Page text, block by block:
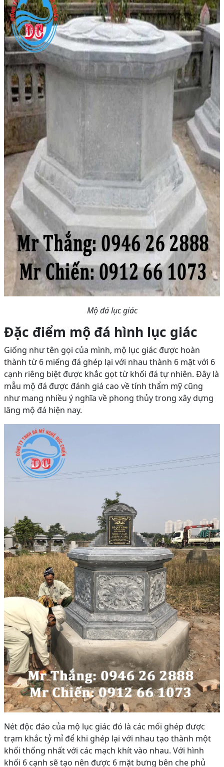
Mộ đá lục giác
Đặc điểm mộ đá hình lục giác
Giống như tên gọi của mình, mộ lục giác được hoàn
thành từ 6 miếng đá ghép lại với nhau thành 6 mặt với 6
cạnh riêng biệt được khắc gọt từ khối đá tự nhiên. Đây là
mẫu mộ đá được đánh giá cao về tính thẩm mỹ cũng
như mang nhiều ý nghĩa về phong thủy trong xây dựng
lăng mộ đá hiện nay.
Nét độc đáo của mộ lục giác đó là các mối ghép được
trạm khắc tỷ mỉ để khi ghép lại với nhau tạo thành một
khối thống nhất với các mạch khít vào nhau. Với hình
khối 6 cạnh sẽ tạo nên được 6 mặt bưng bên che phủ